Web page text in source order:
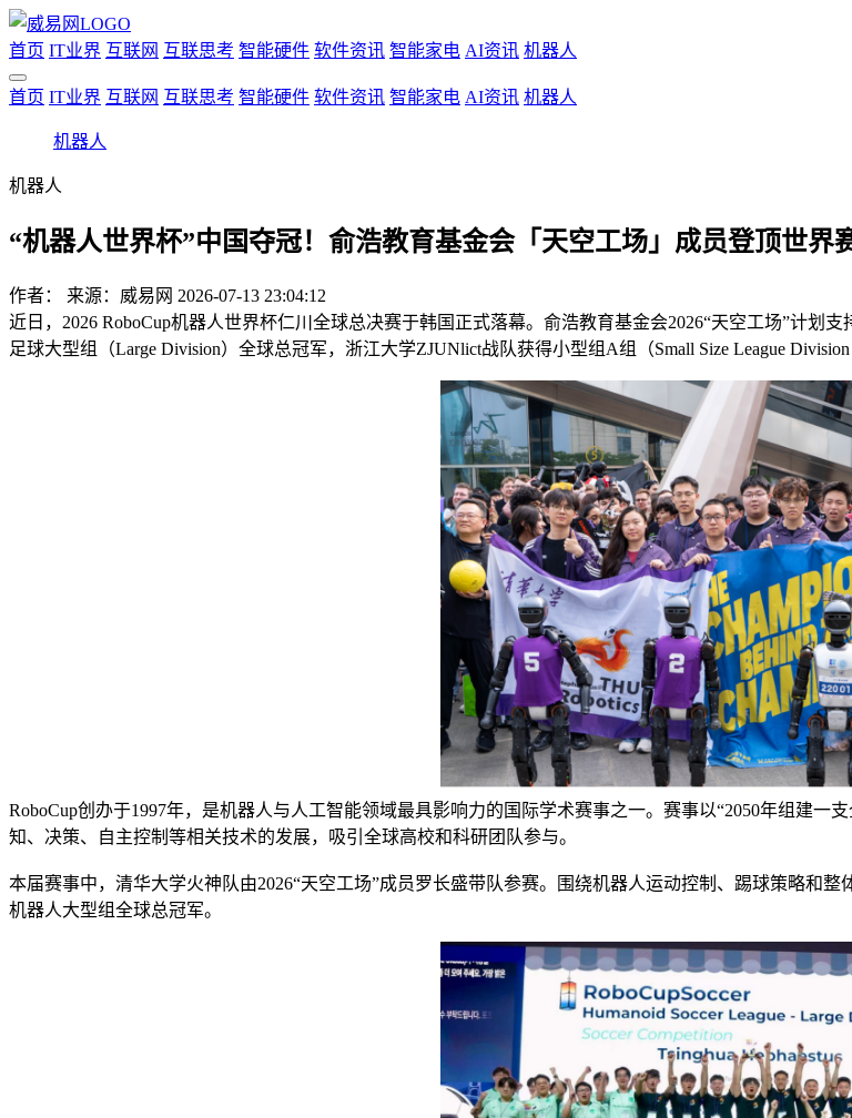
首页 IT业界 互联网 互联思考 智能硬件 软件资讯 智能家电 AI资讯 机器人
首页 IT业界 互联网 互联思考 智能硬件 软件资讯 智能家电 AI资讯 机器人
机器人
机器人
“机器人世界杯”中国夺冠！俞浩教育基金会「天空工场」成员登顶世界
作者： 来源：威易网 2026-07-13 23:04:12
近日，2026 RoboCup机器人世界杯仁川全球总决赛于韩国正式落幕。俞浩教育基金会2026“天空工场”计划
足球大型组（Large Division）全球总冠军，浙江大学ZJUNlict战队获得小型组A组（Small Size League
RoboCup创办于1997年，是机器人与人工智能领域最具影响力的国际学术赛事之一。赛事以“2050年组建
知、决策、自主控制等相关技术的发展，吸引全球高校和科研团队参与。
本届赛事中，清华大学火神队由2026“天空工场”成员罗长盛带队参赛。围绕机器人运动控制、踢球策略和
机器人大型组全球总冠军。